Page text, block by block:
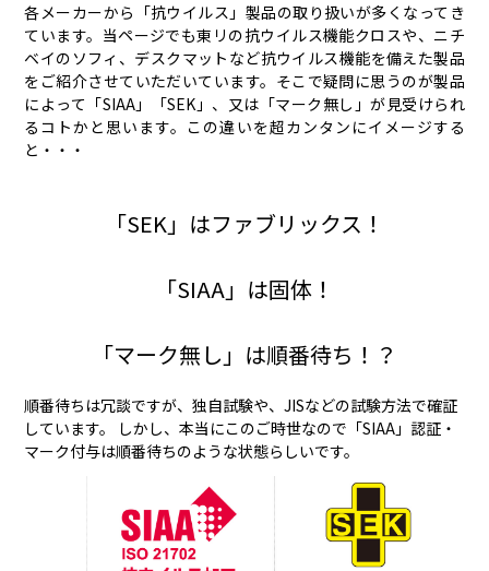
各メーカーから「抗ウイルス」製品の取り扱いが多くなってき
ています。当ページでも東リの抗ウイルス機能クロスや、ニチ
ベイのソフィ、デスクマットなど抗ウイルス機能を備えた製品
をご紹介させていただいています。そこで疑問に思うのが製品
によって「SIAA」「SEK」、又は「マーク無し」が見受けられ
るコトかと思います。この違いを超カンタンにイメージする
と・・・
「SEK」はファブリックス！
「SIAA」は固体！
「マーク無し」は順番待ち！？
順番待ちは冗談ですが、独自試験や、JISなどの試験方法で確証
しています。 しかし、本当にこのご時世なので「SIAA」認証・
マーク付与は順番待ちのような状態らしいです。